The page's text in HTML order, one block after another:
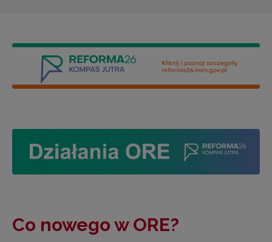
Co nowego w ORE?